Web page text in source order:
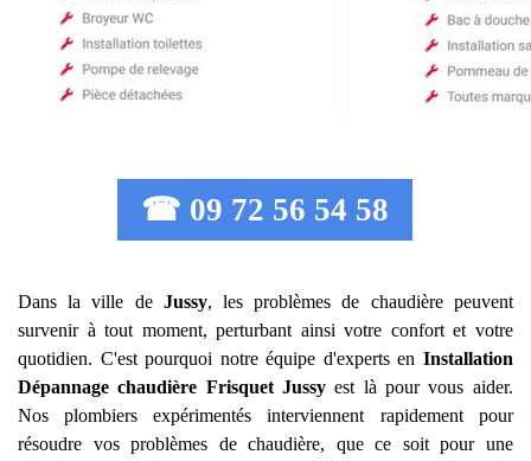
☎ 09 72 56 54 58
Dans la ville de Jussy, les problèmes de chaudière peuvent
survenir à tout moment, perturbant ainsi votre confort et votre
quotidien. C'est pourquoi notre équipe d'experts en Installation
Dépannage chaudière Frisquet Jussy est là pour vous aider.
Nos plombiers expérimentés interviennent rapidement pour
résoudre vos problèmes de chaudière, que ce soit pour une